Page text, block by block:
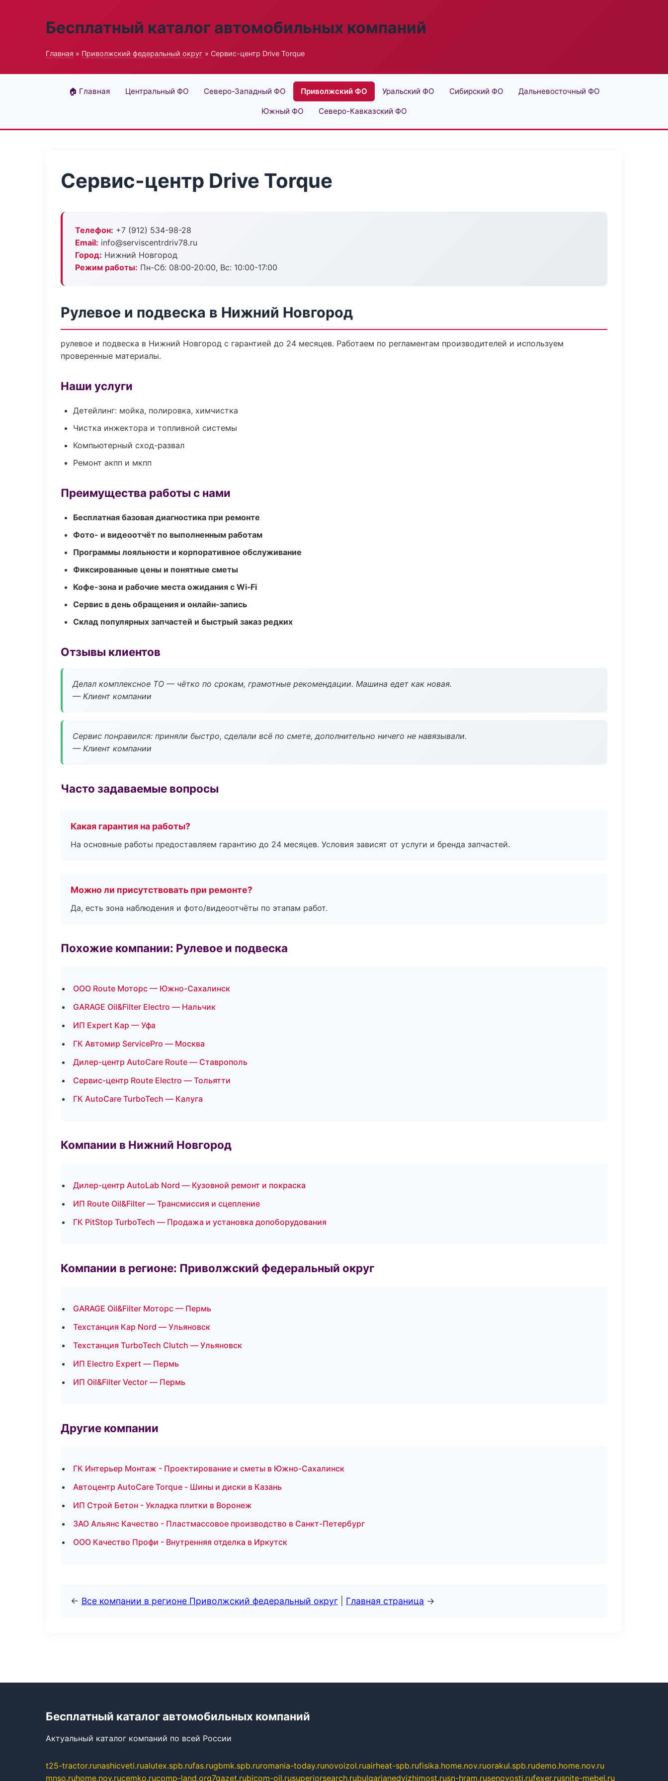
Бесплатный каталог автомобильных компаний
Главная » Приволжский федеральный округ » Сервис-центр Drive Torque
🏠 Главная Центральный ФО Северо-Западный ФО Приволжский ФО Уральский ФО Сибирский ФО Дальневосточный ФО
Южный ФО Северо-Кавказский ФО
Сервис-центр Drive Torque
Телефон: +7 (912) 534-98-28
Email: info@serviscentrdriv78.ru
Город: Нижний Новгород
Режим работы: Пн-Сб: 08:00-20:00, Вс: 10:00-17:00
Рулевое и подвеска в Нижний Новгород
рулевое и подвеска в Нижний Новгород с гарантией до 24 месяцев. Работаем по регламентам производителей и используем
проверенные материалы.
Наши услуги
Детейлинг: мойка, полировка, химчистка
Чистка инжектора и топливной системы
Компьютерный сход-развал
Ремонт акпп и мкпп
Преимущества работы с нами
Бесплатная базовая диагностика при ремонте
Фото- и видеоотчёт по выполненным работам
Программы лояльности и корпоративное обслуживание
Фиксированные цены и понятные сметы
Кофе-зона и рабочие места ожидания с Wi‑Fi
Сервис в день обращения и онлайн-запись
Склад популярных запчастей и быстрый заказ редких
Отзывы клиентов
Делал комплексное ТО — чётко по срокам, грамотные рекомендации. Машина едет как новая.
— Клиент компании
Сервис понравился: приняли быстро, сделали всё по смете, дополнительно ничего не навязывали.
— Клиент компании
Часто задаваемые вопросы
Какая гарантия на работы?
На основные работы предоставляем гарантию до 24 месяцев. Условия зависят от услуги и бренда запчастей.
Можно ли присутствовать при ремонте?
Да, есть зона наблюдения и фото/видеоотчёты по этапам работ.
Похожие компании: Рулевое и подвеска
ООО Route Моторс — Южно-Сахалинск
GARAGE Oil&Filter Electro — Нальчик
ИП Expert Кар — Уфа
ГК Автомир ServicePro — Москва
Дилер-центр AutoCare Route — Ставрополь
Сервис-центр Route Electro — Тольятти
ГК AutoCare TurboTech — Калуга
Компании в Нижний Новгород
Дилер-центр AutoLab Nord — Кузовной ремонт и покраска
ИП Route Oil&Filter — Трансмиссия и сцепление
ГК PitStop TurboTech — Продажа и установка допоборудования
Компании в регионе: Приволжский федеральный округ
GARAGE Oil&Filter Моторс — Пермь
Техстанция Кар Nord — Ульяновск
Техстанция TurboTech Clutch — Ульяновск
ИП Electro Expert — Пермь
ИП Oil&Filter Vector — Пермь
Другие компании
ГК Интерьер Монтаж - Проектирование и сметы в Южно-Сахалинск
Автоцентр AutoCare Torque - Шины и диски в Казань
ИП Строй Бетон - Укладка плитки в Воронеж
ЗАО Альянс Качество - Пластмассовое производство в Санкт-Петербург
ООО Качество Профи - Внутренняя отделка в Иркутск
← Все компании в регионе Приволжский федеральный округ Главная страница →
Бесплатный каталог автомобильных компаний
Актуальный каталог компаний по всей России
t25-tractor.runashicveti.rualutex.spb.rufas.rugbmk.spb.ruromania-today.runovoizol.ruairheat-spb.rufisika.home.nov.ruorakul.spb.rudemo.home.nov.ru
mnso.ruhome.nov.rucemko.rucomp-land.org7gazet.rubicom-oil.rusuperiorsearch.rubulgarianedvizhimost.rusn-hram.rusenovosti.rufexer.rusnite-mebel.ru